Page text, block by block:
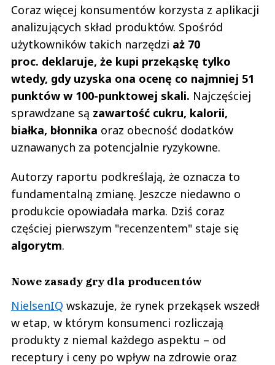
Coraz więcej konsumentów korzysta z aplikacji
analizujących skład produktów. Spośród
użytkowników takich narzędzi aż 70
proc. deklaruje, że kupi przekąskę tylko
wtedy, gdy uzyska ona ocenę co najmniej 51
punktów w 100-punktowej skali. Najczęściej
sprawdzane są zawartość cukru, kalorii,
białka, błonnika oraz obecność dodatków
uznawanych za potencjalnie ryzykowne.
Autorzy raportu podkreślają, że oznacza to
fundamentalną zmianę. Jeszcze niedawno o
produkcie opowiadała marka. Dziś coraz
częściej pierwszym "recenzentem" staje się
algorytm.
Nowe zasady gry dla producentów
NielsenIQ wskazuje, że rynek przekąsek wszedł
w etap, w którym konsumenci rozliczają
produkty z niemal każdego aspektu – od
receptury i ceny po wpływ na zdrowie oraz